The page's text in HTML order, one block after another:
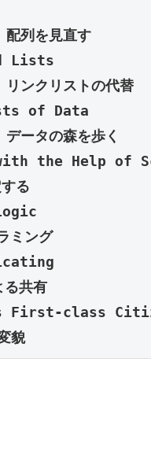
Lists
of Data
the Help of
First-class
貌